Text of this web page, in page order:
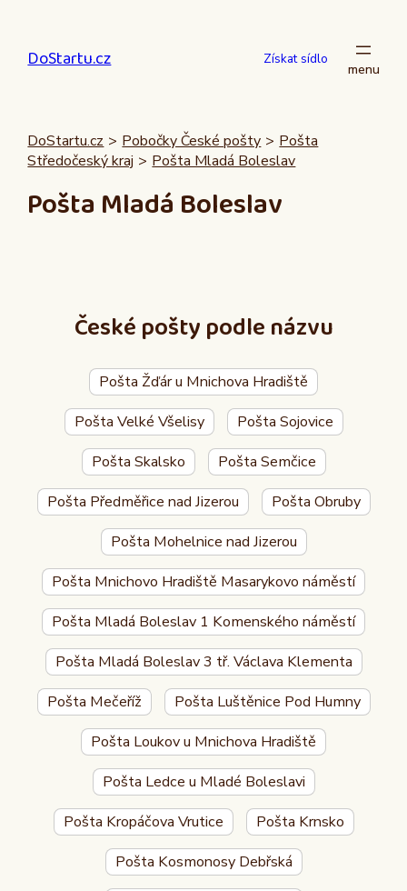
obsah
DoStartu.cz Získat sídlo
DoStartu.cz > Pobočky České pošty > Pošta
Středočeský kraj > Pošta Mladá Boleslav
Pošta Mladá Boleslav
České pošty podle názvu
Pošta Žďár u Mnichova Hradiště
Pošta Velké Všelisy
Pošta Sojovice
Pošta Skalsko
Pošta Semčice
Pošta Předměřice nad Jizerou
Pošta Obruby
Pošta Mohelnice nad Jizerou
Pošta Mnichovo Hradiště Masarykovo náměstí
Pošta Mladá Boleslav 1 Komenského náměstí
Pošta Mladá Boleslav 3 tř. Václava Klementa
Pošta Mečeříž
Pošta Luštěnice Pod Humny
Pošta Loukov u Mnichova Hradiště
Pošta Ledce u Mladé Boleslavi
Pošta Kropáčova Vrutice
Pošta Krnsko
Pošta Kosmonosy Debřská